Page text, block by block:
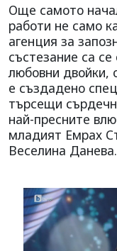
Още самото
работи не само
агенция за
състезание са
любовни двойки,
е създадено
търсещи
най-пресните
младият Емрах
Веселина Данева.